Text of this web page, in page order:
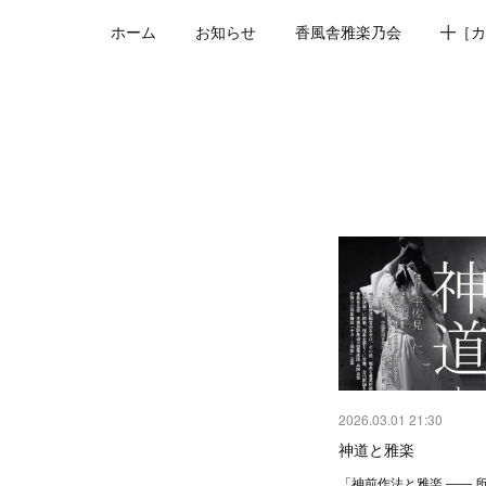
ホーム お知らせ 香風舎雅楽乃会 ╋［カ
2026.03.01 21:30
神道と雅楽